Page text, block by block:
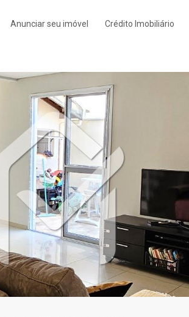
Anunciar seu imóvel Crédito Imobiliário